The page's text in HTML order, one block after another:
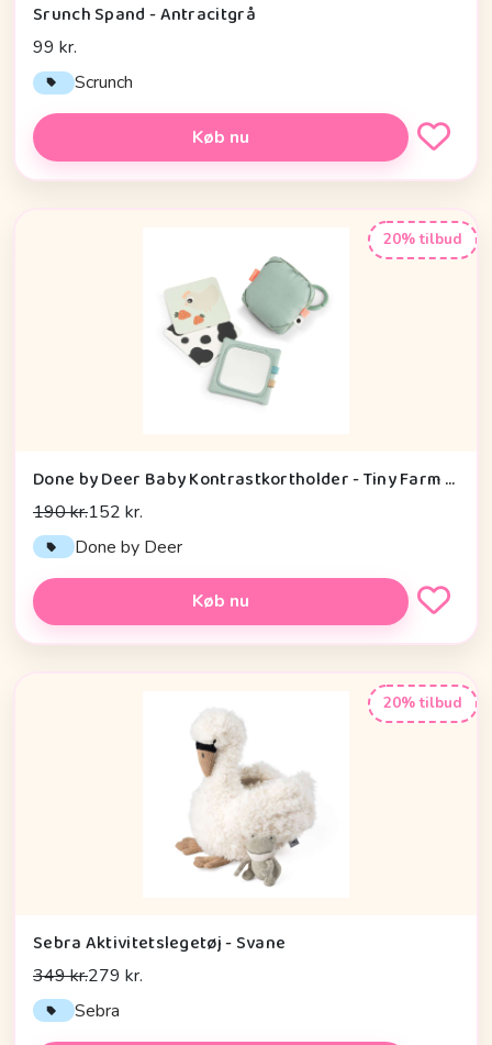
Srunch Spand - Antracitgrå
99 kr.
Scrunch
Køb nu
20% tilbud
Done by Deer Baby Kontrastkortholder - Tiny Farm - Grøn
190 kr.152 kr.
Done by Deer
Køb nu
20% tilbud
Sebra Aktivitetslegetøj - Svane
349 kr.279 kr.
Sebra